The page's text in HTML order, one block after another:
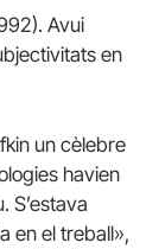
Avui
en
un cèlebre
havien
S’estava
en el treball»,